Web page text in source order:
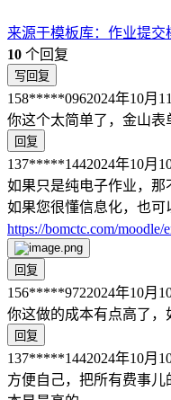
来源于模板库： 作业提交
10 个回复
写回复
158*****0962024年10月
你这个太简单了，金山表
回复
137*****1442024年10月
如果只是纯电子作业，那
如果您很懂信息化，也可
https://bomctc.com/moodle/
回复
156*****9722024年10月
你这做的成本有点高了
回复
137*****1442024年10月
方便自己，把所有费事